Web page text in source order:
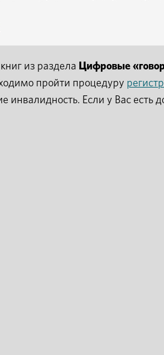
из раздела Цифровые
пройти процедуру
Если у Вас есть